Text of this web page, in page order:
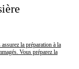
la préparation à la
Vous préparez la